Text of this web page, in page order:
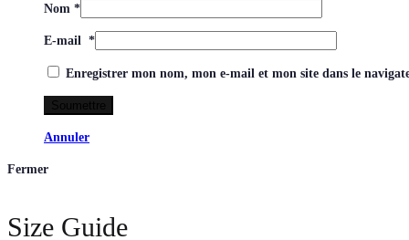
Nom *
E-mail *
Enregistrer mon nom, mon e-mail et mon site dans le
Annuler
Fermer
Size Guide